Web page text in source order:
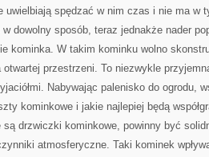
uwielbiają spędzać w nim czas i nie ma w
dowolny sposób, teraz jednakże nader
kominka. W takim kominku wolno
przestrzeni. To niezwykle
Nabywając palenisko do ogrodu,
kominkowe i jakie najlepiej będą
są drzwiczki kominkowe, powinny być
atmosferyczne. Taki kominek